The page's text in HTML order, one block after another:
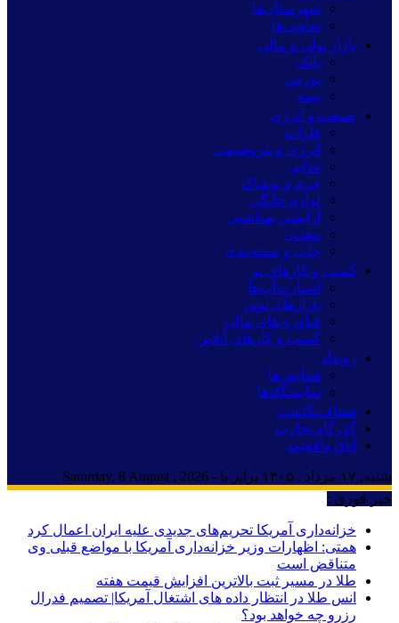
شهرستان‌ها
تعاونی‌ها
بازار پولی و مالی
بانک
بورس
بیمه
صنعت و انرژی
فلزات
انرژی و پتروشیمی
غذایی
چرم و پوشاک
لوازم خانگی
آرایشی بهداشتی
معدنی
چاپ و بسته‌بندی
کسب و کارهای نو
استارت‌آپ‌ها
بازارهای نوین
فناوری‌های مالی
کسب و کارهای آنلاین
رویداد
همایش‌ها
نمایشگاه‌ها
شفاف‌نگاشت
گذرگاه تجارت
اتاق واقعیت
شنبه, ۱۷ مرداد , ۱۴۰۵ برابر با - Saturday, 8 August , 2026
خبر فوری :
خزانه‌داری آمریکا تحریم‌های جدیدی علیه ایران اعمال کرد
همتی: اظهارات وزیر خزانه‌داری آمریکا با مواضع قبلی وی
متناقض است
طلا در مسیر ثبت بالاترین افزایش قیمت هفته
انس طلا در انتظار داده های اشتغال آمریکا| تصمیم فدرال
رزرو چه خواهد بود؟